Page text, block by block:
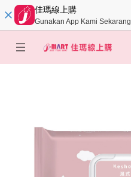
佳瑪線上購
Gunakan App Kami Sekarang